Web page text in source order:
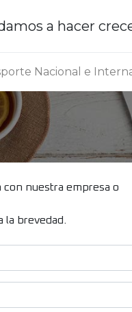
a hacer
Nacional e
con nuestra empresa o
brevedad.